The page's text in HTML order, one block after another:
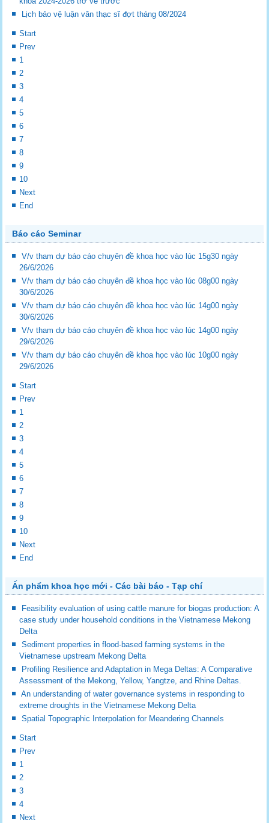
Lịch bảo vệ luận văn thạc sĩ đợt tháng 08/2024
Start
Prev
1
2
3
4
5
6
7
8
9
10
Next
End
Báo cáo Seminar
V/v tham dự báo cáo chuyên đề khoa học vào lúc 15g30 ngày
26/6/2026
V/v tham dự báo cáo chuyên đề khoa học vào lúc 08g00 ngày
30/6/2026
V/v tham dự báo cáo chuyên đề khoa học vào lúc 14g00 ngày
30/6/2026
V/v tham dự báo cáo chuyên đề khoa học vào lúc 14g00 ngày
29/6/2026
V/v tham dự báo cáo chuyên đề khoa học vào lúc 10g00 ngày
29/6/2026
Start
Prev
1
2
3
4
5
6
7
8
9
10
Next
End
Ấn phẩm khoa học mới - Các bài báo - Tạp chí
Feasibility evaluation of using cattle manure for biogas production: A
case study under household conditions in the Vietnamese Mekong
Delta
Sediment properties in flood-based farming systems in the
Vietnamese upstream Mekong Delta
Profiling Resilience and Adaptation in Mega Deltas: A Comparative
Assessment of the Mekong, Yellow, Yangtze, and Rhine Deltas.
An understanding of water governance systems in responding to
extreme droughts in the Vietnamese Mekong Delta
Spatial Topographic Interpolation for Meandering Channels
Start
Prev
1
2
3
4
Next